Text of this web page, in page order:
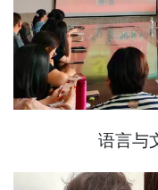
语言与